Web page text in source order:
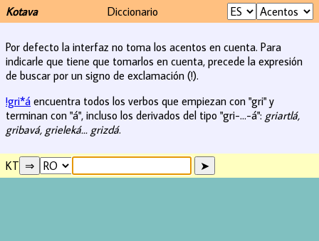
Kotava Diccionario
Por defecto la interfaz no toma los acentos en cuenta. Para
indicarle que tiene que tomarlos en cuenta, precede la expresión
de buscar por un signo de exclamación (!).
!gri*á encuentra todos los verbos que empiezan con "gri" y
terminan con "á", incluso los derivados del tipo "gri-...-á": griartlá,
gribavá, grieleká... grizdá.
KT